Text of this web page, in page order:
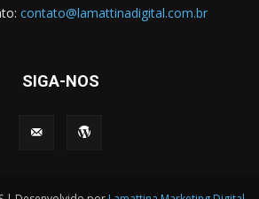
contato@lamattinadigital.com.br
SIGA-NOS